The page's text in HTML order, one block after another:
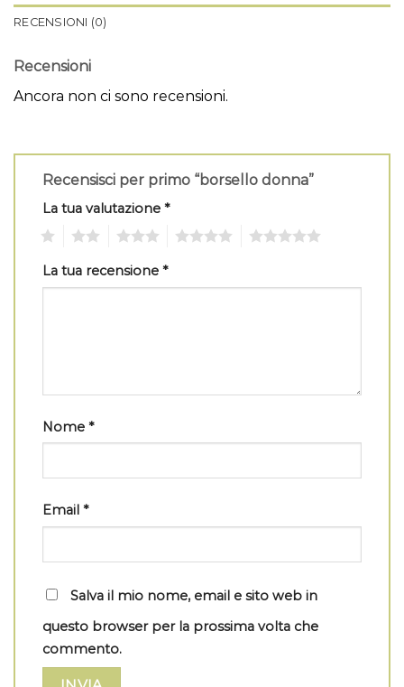
RECENSIONI (0)
Recensioni
Ancora non ci sono recensioni.
Recensisci per primo “borsello donna”
La tua valutazione *
La tua recensione *
Nome *
Email *
Salva il mio nome, email e sito web in
questo browser per la prossima volta che
commento.